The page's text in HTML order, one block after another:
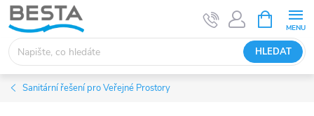
Přejít
na
obsah
HLEDAT
NÁKUPNÍ
KOŠÍK
Sanitární řešení pro Veřejné Prostory